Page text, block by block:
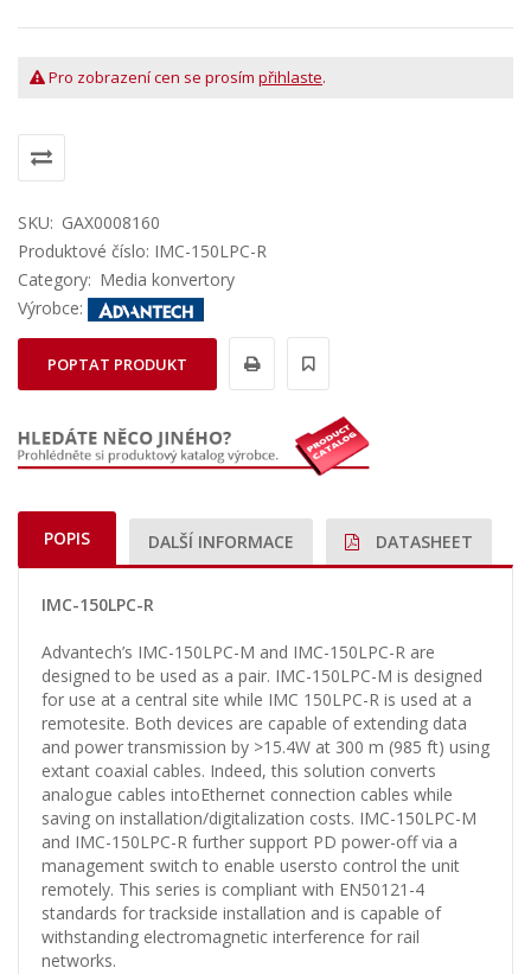
Pro zobrazení cen se prosím přihlaste.
SKU: GAX0008160
Produktové číslo: IMC-150LPC-R
Category: Media konvertory
Výrobce:
POPTAT PRODUKT
POPIS DALŠÍ INFORMACE DATASHEET
IMC-150LPC-R
Advantech’s IMC-150LPC-M and IMC-150LPC-R are
designed to be used as a pair. IMC-150LPC-M is designed
for use at a central site while IMC 150LPC-R is used at a
remotesite. Both devices are capable of extending data
and power transmission by >15.4W at 300 m (985 ft) using
extant coaxial cables. Indeed, this solution converts
analogue cables intoEthernet connection cables while
saving on installation/digitalization costs. IMC-150LPC-M
and IMC-150LPC-R further support PD power-off via a
management switch to enable usersto control the unit
remotely. This series is compliant with EN50121-4
standards for trackside installation and is capable of
withstanding electromagnetic interference for rail
networks.